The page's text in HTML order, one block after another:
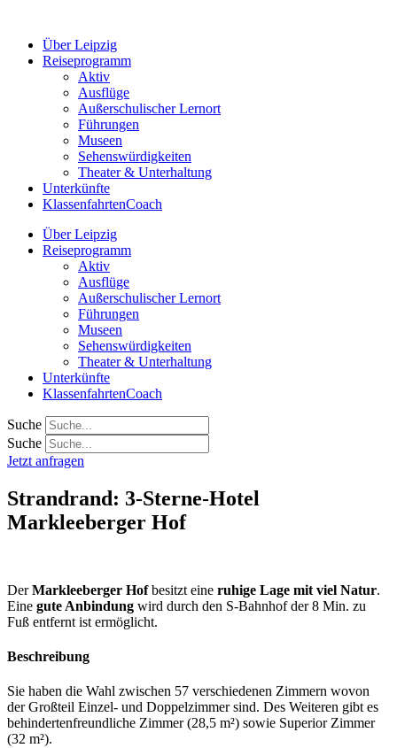
springenÜber Leipzig
Reiseprogramm
Aktiv
Ausflüge
Außerschulischer Lernort
Führungen
Museen
Sehenswürdigkeiten
Theater & Unterhaltung
Unterkünfte
KlassenfahrtenCoach
Über Leipzig
Reiseprogramm
Aktiv
Ausflüge
Außerschulischer Lernort
Führungen
Museen
Sehenswürdigkeiten
Theater & Unterhaltung
Unterkünfte
KlassenfahrtenCoach
Suche
Suche
Jetzt anfragen
Strandrand: 3-Sterne-Hotel
Markleeberger Hof
DerMarkleeberger Hofbesitzt eine ruhige Lage mit viel Natur.
Eine gute Anbindung wird durch den S-Bahnhof der 8 Min. zu
Fuß entfernt ist ermöglicht.
Beschreibung
Sie haben die Wahl zwischen 57 verschiedenen Zimmern wovon
der Großteil Einzel- und Doppelzimmer sind. Des Weiteren gibt es
behindertenfreundliche Zimmer (28,5 m²) sowie Superior Zimmer
(32 m²).